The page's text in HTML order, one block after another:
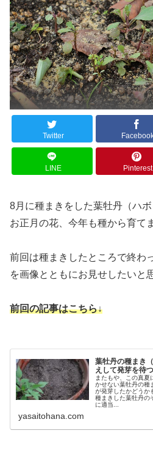
Twitter
LINE Pinterest
8月に種まきをした葉牡丹（ハボ
お正月の花、今年も種から育て
前回は種まきしたところで終わ
を画像とともにお見せしたいと
前回の記事はこちら↓
葉牡丹の種まき
えして発芽を待つ
またもや、この真夏
かせない葉牡丹の種
が発芽したかどうか
種まきした葉牡丹の
に適当...
yasaitohana.com